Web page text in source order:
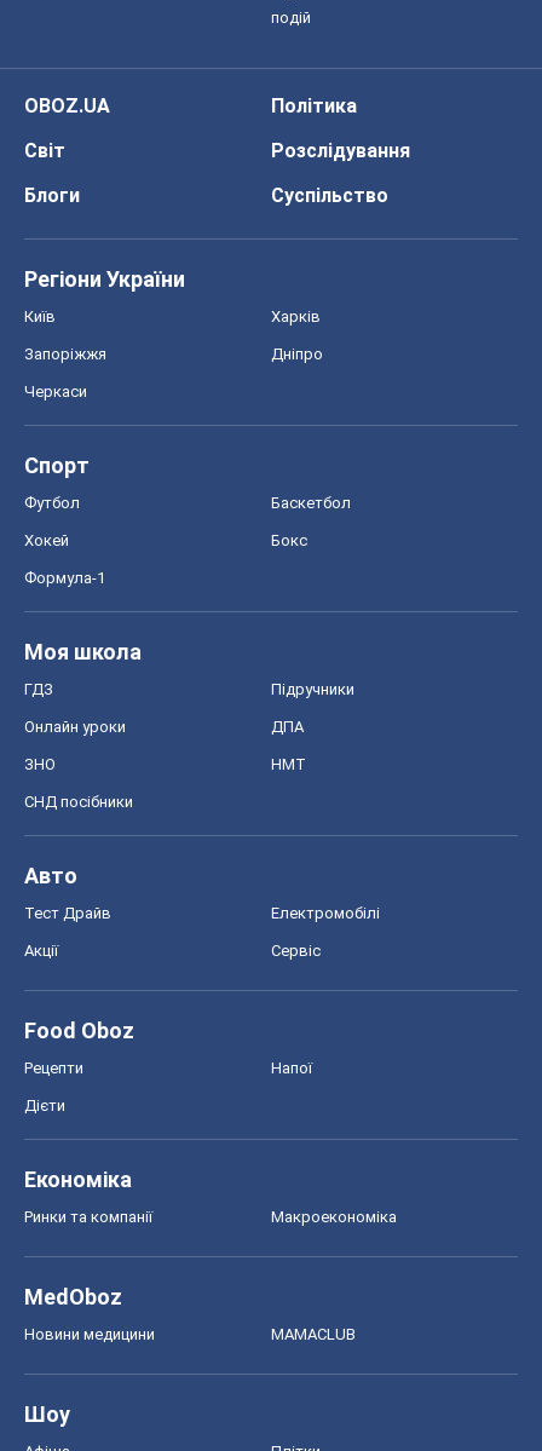
подій
OBOZ.UA
Політика
Світ
Розслідування
Блоги
Суспільство
Регіони України
Київ Харків
Запоріжжя Дніпро
Черкаси
Спорт
Футбол Баскетбол
Хокей Бокс
Формула-1
Моя школа
ГДЗ Підручники
Онлайн уроки ДПА
ЗНО НМТ
СНД посібники
Авто
Тест Драйв Електромобілі
Акції Сервіс
Food Oboz
Рецепти Напої
Дієти
Економіка
Ринки та компанії Макроекономіка
MedOboz
Новини медицини MAMACLUB
Шоу